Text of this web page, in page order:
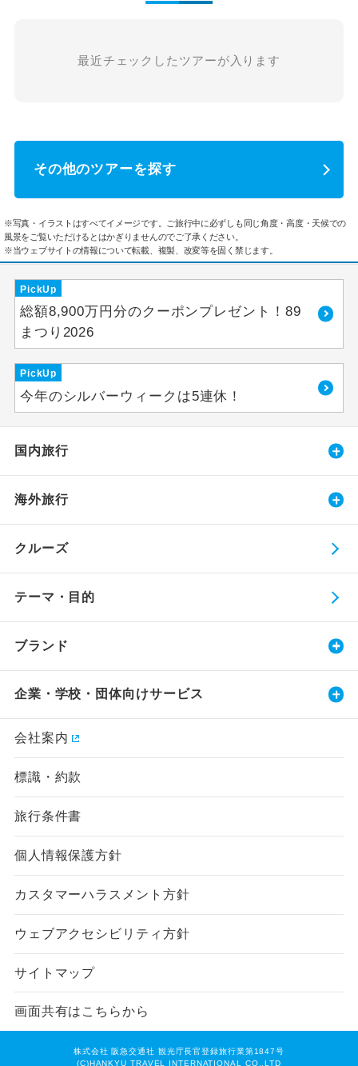
最近チェックしたツアーが入ります
その他のツアーを探す
※写真・イラストはすべてイメージです。ご旅行中に必ずしも同じ角度・高度・天候での
風景をご覧いただけるとはかぎりませんのでご了承ください。
※当ウェブサイトの情報について転載、複製、改変等を固く禁じます。
PickUp
総額8,900万円分のクーポンプレゼント！89
まつり2026
PickUp
今年のシルバーウィークは5連休！
国内旅行
海外旅行
クルーズ
テーマ・目的
ブランド
企業・学校・団体向けサービス
会社案内
標識・約款
旅行条件書
個人情報保護方針
カスタマーハラスメント方針
ウェブアクセシビリティ方針
サイトマップ
画面共有はこちらから
株式会社 阪急交通社 観光庁長官登録旅行業第1847号
(C)HANKYU TRAVEL INTERNATIONAL CO.,LTD